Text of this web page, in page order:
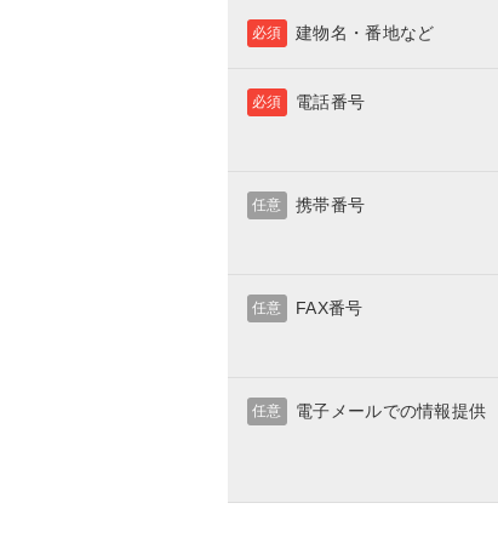
建物名・番地など
必須
電話番号
必須
携帯番号
任意
FAX番号
任意
電子メールでの情報提供
任意